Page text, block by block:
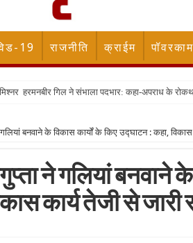
19 राजनीति क्राईम पॉवरकाम
हरमनबीर गिल ने संभाला पदभार: कहा-अपराध के
बनवाने के विकास कार्यों के किए उद्घाटन : कहा, विकास
ने गलियां बनवाने के
कार्य तेजी से जारी